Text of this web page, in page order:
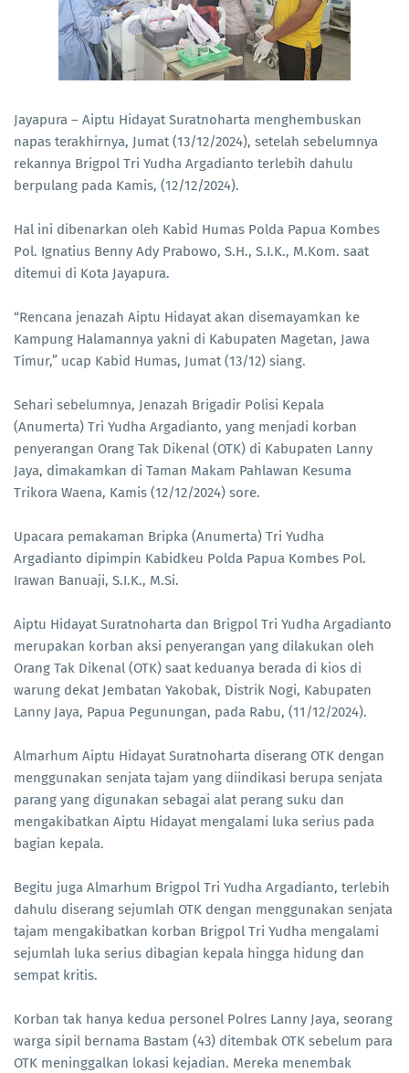
Jayapura – Aiptu Hidayat Suratnoharta menghembuskan
napas terakhirnya, Jumat (13/12/2024), setelah sebelumnya
rekannya Brigpol Tri Yudha Argadianto terlebih dahulu
berpulang pada Kamis, (12/12/2024).
Hal ini dibenarkan oleh Kabid Humas Polda Papua Kombes
Pol. Ignatius Benny Ady Prabowo, S.H., S.I.K., M.Kom. saat
ditemui di Kota Jayapura.
“Rencana jenazah Aiptu Hidayat akan disemayamkan ke
Kampung Halamannya yakni di Kabupaten Magetan, Jawa
Timur,” ucap Kabid Humas, Jumat (13/12) siang.
Sehari sebelumnya, Jenazah Brigadir Polisi Kepala
(Anumerta) Tri Yudha Argadianto, yang menjadi korban
penyerangan Orang Tak Dikenal (OTK) di Kabupaten Lanny
Jaya, dimakamkan di Taman Makam Pahlawan Kesuma
Trikora Waena, Kamis (12/12/2024) sore.
Upacara pemakaman Bripka (Anumerta) Tri Yudha
Argadianto dipimpin Kabidkeu Polda Papua Kombes Pol.
Irawan Banuaji, S.I.K., M.Si.
Aiptu Hidayat Suratnoharta dan Brigpol Tri Yudha Argadianto
merupakan korban aksi penyerangan yang dilakukan oleh
Orang Tak Dikenal (OTK) saat keduanya berada di kios di
warung dekat Jembatan Yakobak, Distrik Nogi, Kabupaten
Lanny Jaya, Papua Pegunungan, pada Rabu, (11/12/2024).
Almarhum Aiptu Hidayat Suratnoharta diserang OTK dengan
menggunakan senjata tajam yang diindikasi berupa senjata
parang yang digunakan sebagai alat perang suku dan
mengakibatkan Aiptu Hidayat mengalami luka serius pada
bagian kepala.
Begitu juga Almarhum Brigpol Tri Yudha Argadianto, terlebih
dahulu diserang sejumlah OTK dengan menggunakan senjata
tajam mengakibatkan korban Brigpol Tri Yudha mengalami
sejumlah luka serius dibagian kepala hingga hidung dan
sempat kritis.
Korban tak hanya kedua personel Polres Lanny Jaya, seorang
warga sipil bernama Bastam (43) ditembak OTK sebelum para
OTK meninggalkan lokasi kejadian. Mereka menembak